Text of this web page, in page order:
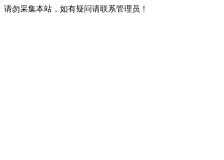
请勿采集本站，如有疑问请联系管理员！